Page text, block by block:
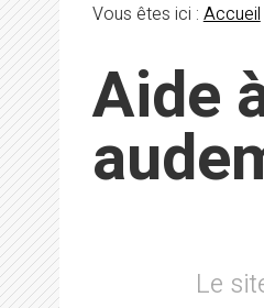
Vous êtes ici :Accueil
Aide
Le